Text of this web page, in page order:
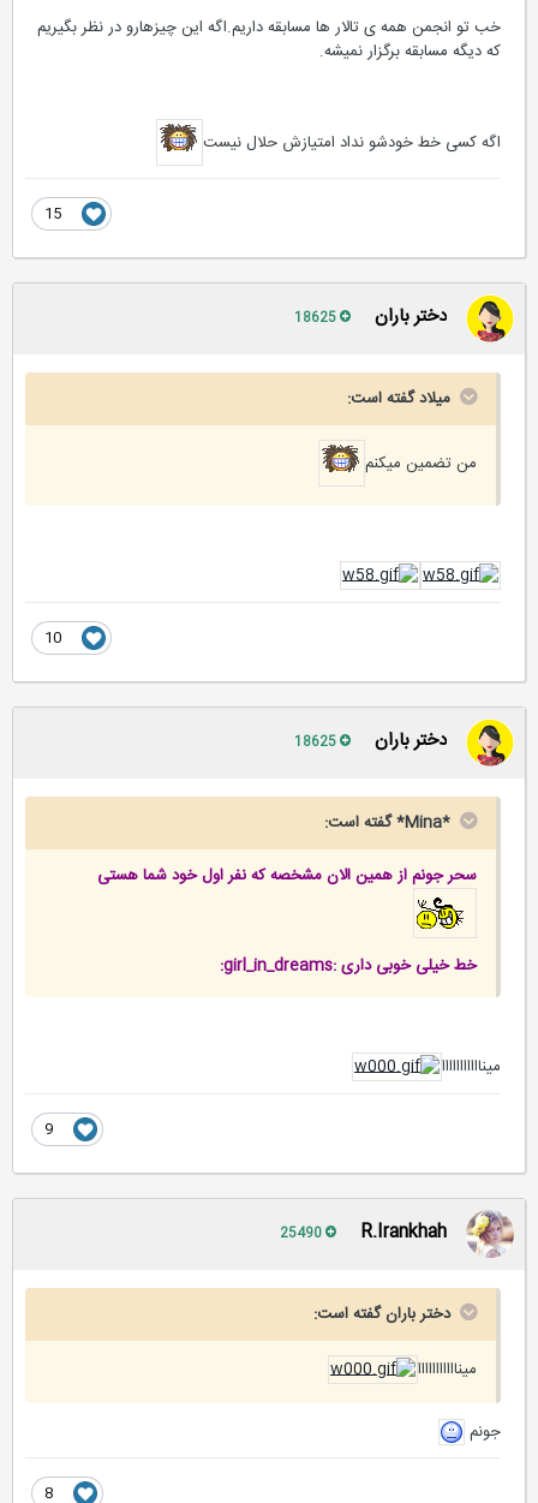
خب تو انجمن همه ی تالار ها مسابقه داریم.اگه این چیزهارو در نظر بگیریم
که دیگه مسابقه برگزار نمیشه.
اگه کسی خط خودشو نداد امتیازش حلال نیست
دختر باران
میلاد گفته است:
من تضمین میکنم
دختر باران
*Mina* گفته است:
سحر جونماز همین الانمشخصه که نفر اول خود شما هستی
خط خیلی خوبی داری :girl_in_dreams:
مینااااااااااا
R.Irankhah
دختر باران گفته است:
مینااااااااااا
جونم